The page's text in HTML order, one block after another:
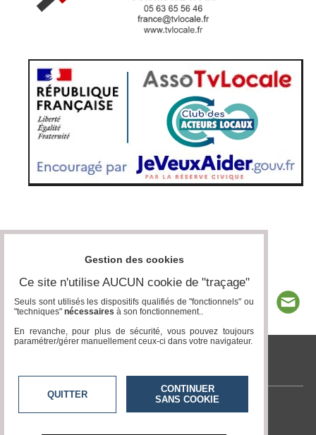
www.acteurs-locaux.fr
Contactez-nous
Gestion des cookies
Ce site n'utilise AUCUN cookie de "traçage"
Seuls sont utilisés les dispositifs qualifiés de "fonctionnels" ou
"techniques" nécessaires à son fonctionnement..
En revanche, pour plus de sécurité, vous pouvez toujours
paramétrer/gérer manuellement ceux-ci dans votre navigateur.
QUITTER
CONTINUER
SANS COOKIE